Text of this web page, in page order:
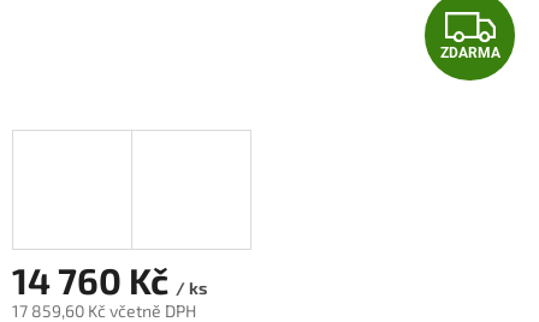
Z
D
ZDARMA
14 760 Kč / ks
17 859,60 Kč včetně DPH